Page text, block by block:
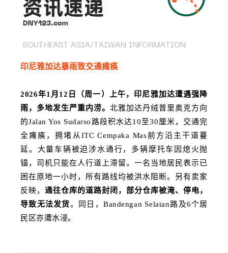
印尼雅加达暴雨致交通瘫痪
2026年1月12日（周一）上午，印尼雅加达遭遇强降
雨，多地发生严重内涝。北雅加达丹绒普里奥克方向
的Jalan Yos Sudarso路段积水达10至30厘米，交通完
全瘫痪，拥堵从ITC Cempaka Mas前方沿主干道蔓
延。大量车辆被迫涉水通行，多辆摩托车因熄火抛
锚，司机只能在人行道上滞留。一名当地居民表示已
困在原地一小时，所有路线均被洪水阻断。另有卖家
反映，通往仓库的道路封闭，部分仓库被淹、停电，
导致无法发货。同日，Bandengan Selatan路及6个居
民区亦遭水浸。